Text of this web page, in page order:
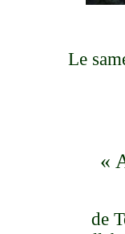
Le
«
de